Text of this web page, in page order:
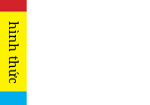
hình thức